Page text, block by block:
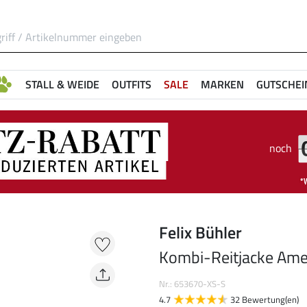
STALL & WEIDE OUTFITS SALE MARKEN
noch
Felix Bühler
Kombi-Reitjacke
Nr.: 653670-XS-S
4.7
32 Bewertung(en)